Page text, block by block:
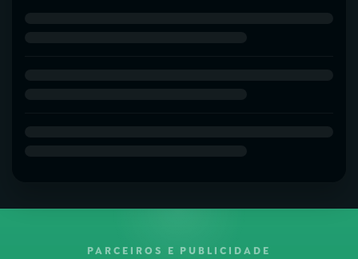
PARCEIROS E PUBLICIDADE